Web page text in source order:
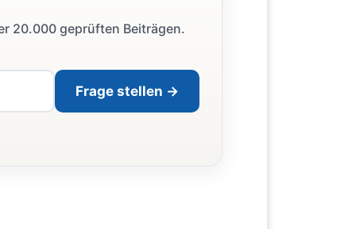
20.000 geprüften Beiträgen.
Frage stellen →